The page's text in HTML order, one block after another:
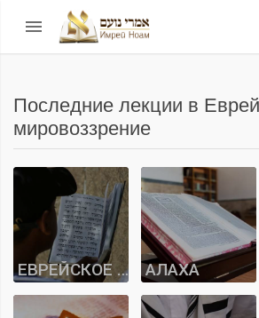
Последние лекции в
мировоззрение
ЕВРЕЙСКОЕ МИРОВОЗЗРЕНИЕ АЛАХА